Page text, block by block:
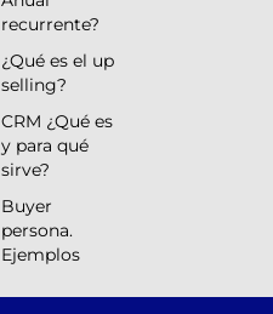
recurrente?
¿Qué es el up
selling?
CRM ¿Qué es
y para qué
sirve?
Buyer
persona.
Ejemplos